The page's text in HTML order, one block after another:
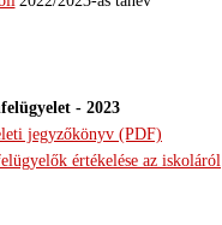
- 2023
jegyzőkönyv (PDF)
értékelése az iskoláról